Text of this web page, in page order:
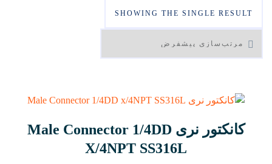
SHOWING THE SINGLE RESULT
کانکتور نری Male Connector 1/4DD
X/4NPT SS316L